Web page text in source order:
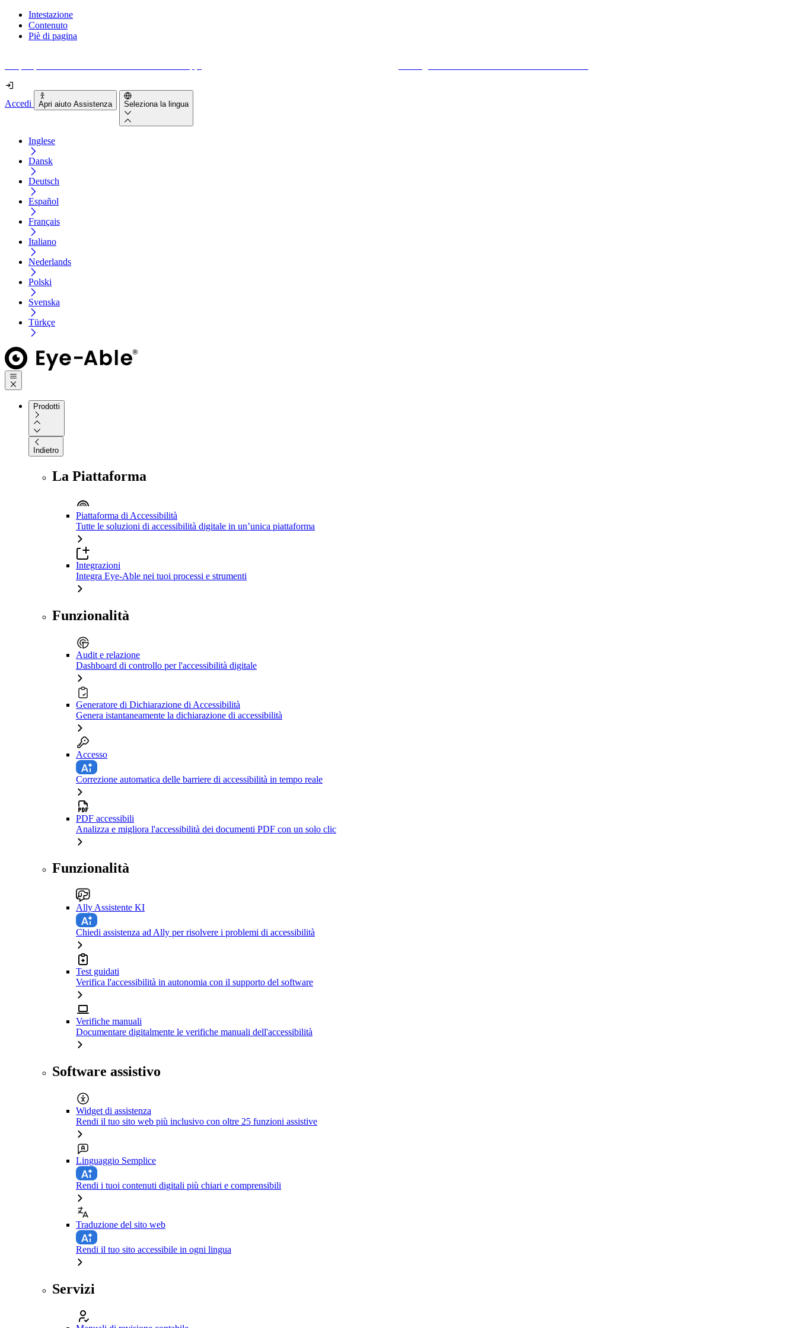
Intestazione
Contenuto
Piè di pagina
Accedi Apri aiuto Assistenza Seleziona la lingua
Inglese
Dansk
Deutsch
Español
Français
Italiano
Nederlands
Polski
Svenska
Türkçe
Prodotti
Indietro
La Piattaforma
Piattaforma di Accessibilità
Tutte le soluzioni di accessibilità digitale in un’unica piattaforma
Integrazioni
Integra Eye-Able nei tuoi processi e strumenti
Funzionalità
Audit e relazione
Dashboard di controllo per l'accessibilità digitale
Generatore di Dichiarazione di Accessibilità
Genera istantaneamente la dichiarazione di accessibilità
Accesso
Correzione automatica delle barriere di accessibilità in tempo reale
PDF accessibili
Analizza e migliora l'accessibilità dei documenti PDF con un solo clic
Funzionalità
Ally Assistente KI
Chiedi assistenza ad Ally per risolvere i problemi di accessibilità
Test guidati
Verifica l'accessibilità in autonomia con il supporto del software
Verifiche manuali
Documentare digitalmente le verifiche manuali dell'accessibilità
Software assistivo
Widget di assistenza
Rendi il tuo sito web più inclusivo con oltre 25 funzioni assistive
Linguaggio Semplice
Rendi i tuoi contenuti digitali più chiari e comprensibili
Traduzione del sito web
Rendi il tuo sito accessibile in ogni lingua
Servizi